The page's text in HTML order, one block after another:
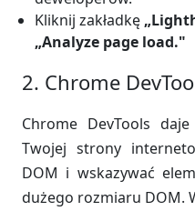
Kliknij zakładkę
„Analyze page load."
2. Chrome
Chrome DevTools
Twojej strony
DOM i wskazywać
dużego rozmiaru DOM.